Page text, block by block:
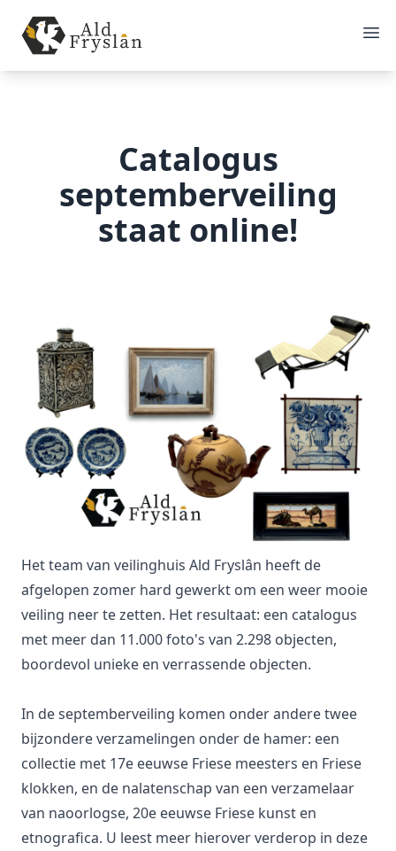
Catalogus
septemberveiling
staat online!
Het team van veilinghuis Ald Fryslân heeft de
afgelopen zomer hard gewerkt om een weer mooie
veiling neer te zetten. Het resultaat: een catalogus
met meer dan 11.000 foto's van 2.298 objecten,
boordevol unieke en verrassende objecten.
In de septemberveiling komen onder andere twee
bijzondere verzamelingen onder de hamer: een
collectie met 17e eeuwse Friese meesters en Friese
klokken, en de nalatenschap van een verzamelaar
van naoorlogse, 20e eeuwse Friese kunst en
etnografica. U leest meer hierover verderop in deze